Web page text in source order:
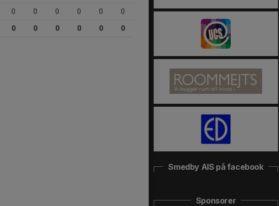
0 0 0 0 0
0
0 0 0 0 0 0
Smedby AIS på facebook
Sponsorer